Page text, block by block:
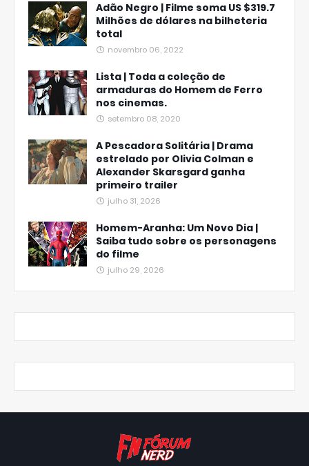
Adão Negro | Filme soma US $319.7
Milhões de dólares na bilheteria
total
novembro 06, 2022
Lista | Toda a coleção de
armaduras do Homem de Ferro
nos cinemas.
setembro 08, 2020
A Pescadora Solitária | Drama
estrelado por Olivia Colman e
Alexander Skarsgard ganha
primeiro trailer
julho 31, 2026
Homem-Aranha: Um Novo Dia |
Saiba tudo sobre os personagens
do filme
julho 29, 2026